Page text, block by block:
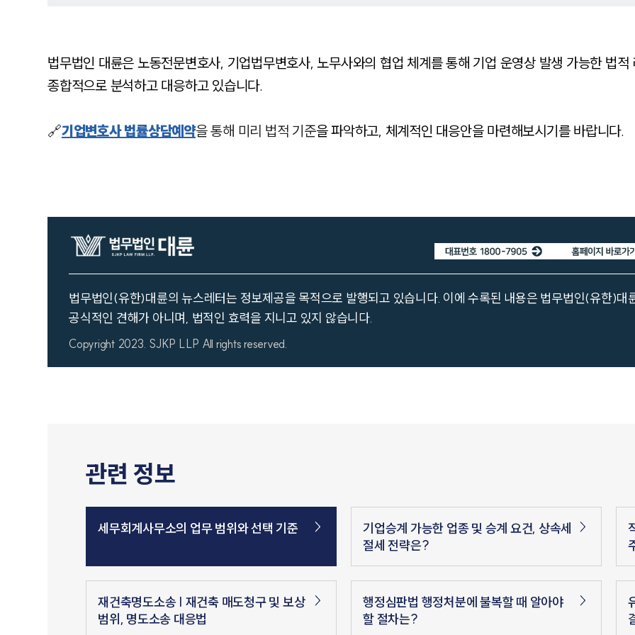
법무법인 대륜은 노동전문변호사, 기업법무변호사, 노무사와의 협업 체계를 통해 기업 운영상 발생 가능한 법적
종합적으로 분석하고 대응하고 있습니다.
🔗기업변호사 법률상담예약을 통해 미리 법적 기준을 파악하고, 체계적인 대응안을 마련해보시기를 바랍니다.
법무법인(유한)대륜의 뉴스레터는 정보제공을 목적으로 발행되고 있습니다. 이에 수록된 내용은 법무법인(유한)대
공식적인 견해가 아니며, 법적인 효력을 지니고 있지 않습니다.
Copyright 2023. SJKP LLP All rights reserved.
관련 정보
세무회계사무소의 업무 범위와 선택 기준
기업승계 가능한 업종 및 승계 요건, 상속세
절세 전략은?
재건축명도소송 | 재건축 매도청구 및 보상
범위, 명도소송 대응법
행정심판법 행정처분에 불복할 때 알아야
할 절차는?